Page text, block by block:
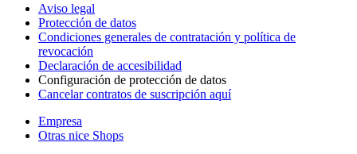
Aviso legal
Protección de datos
Condiciones generales de contratación y política de
revocación
Declaración de accesibilidad
Configuración de protección de datos
Cancelar contratos de suscripción aquí
Empresa
Otras nice Shops